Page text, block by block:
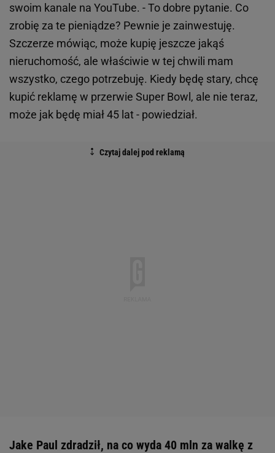
swoim kanale na YouTube. - To dobre pytanie. Co
zrobię za te pieniądze? Pewnie je zainwestuję.
Szczerze mówiąc, może kupię jeszcze jakąś
nieruchomość, ale właściwie w tej chwili mam
wszystko, czego potrzebuję. Kiedy będę stary, chcę
kupić reklamę w przerwie Super Bowl, ale nie teraz,
może jak będę miał 45 lat - powiedział.
Jake Paul zdradził, na co wyda 40 mln za walkę z